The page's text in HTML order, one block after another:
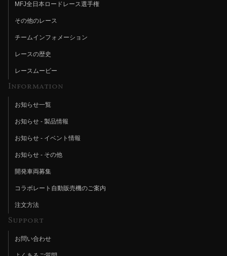
MFJ全日本ロードレース選手権
その他のレース
チームインフォメーション
レースの歴史
レースムービー
Information
お知らせ一覧
お知らせ - 製品情報
お知らせ - イベント情報
お知らせ - その他
開発車両募集
コラボレート自動販売機のご案内
注文方法
Support
お問い合わせ